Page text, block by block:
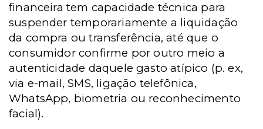
financeira tem capacidade técnica para
suspender temporariamente a liquidação
da compra ou transferência, até que o
consumidor confirme por outro meio a
autenticidade daquele gasto atípico (p. ex,
via e-mail, SMS, ligação telefônica,
WhatsApp, biometria ou reconhecimento
facial).